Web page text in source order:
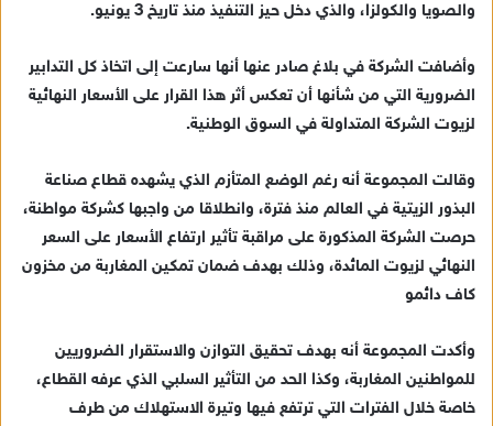
د
إ
ل
ك
ر
ن
والصويا والكولزا، والذي دخل حيز التنفيذ منذ تاريخ 3 يونيو.
وأضافت الشركة في بلاغ صادر عنها أنها سارعت إلى اتخاذ كل التدابير
الضرورية التي من شأنها أن تعكس أثر هذا القرار على الأسعار النهائية
لزيوت الشركة المتداولة في السوق الوطنية.
وقالت المجموعة أنه رغم الوضع المتأزم الذي يشهده قطاع صناعة
البذور الزيتية في العالم منذ فترة، وانطلاقا من واجبها كشركة مواطنة،
حرصت الشركة المذكورة على مراقبة تأثير ارتفاع الأسعار على السعر
النهائي لزيوت المائدة، وذلك بهدف ضمان تمكين المغاربة من مخزون
كاف دائمو
وأكدت المجموعة أنه بهدف تحقيق التوازن والاستقرار الضروريين
للمواطنين المغاربة، وكذا الحد من التأثير السلبي الذي عرفه القطاع،
خاصة خلال الفترات التي ترتفع فيها وتيرة الاستهلاك من طرف